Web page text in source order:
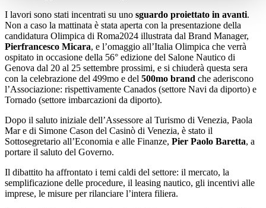
I lavori sono stati incentrati su uno sguardo proiettato in avanti.
Non a caso la mattinata è stata aperta con la presentazione della
candidatura Olimpica di Roma2024 illustrata dal Brand Manager,
Pierfrancesco Micara, e l’omaggio all’Italia Olimpica che verrà
ospitato in occasione della 56° edizione del Salone Nautico di
Genova dal 20 al 25 settembre prossimi, e si chiuderà questa sera
con la celebrazione del 499mo e del 500mo brand che aderiscono
l’Associazione: rispettivamente Canados (settore Navi da diporto) e
Tornado (settore imbarcazioni da diporto).
Dopo il saluto iniziale dell’Assessore al Turismo di Venezia, Paola
Mar e di Simone Cason del Casinò di Venezia, è stato il
Sottosegretario all’Economia e alle Finanze, Pier Paolo Baretta, a
portare il saluto del Governo.
Il dibattito ha affrontato i temi caldi del settore: il mercato, la
semplificazione delle procedure, il leasing nautico, gli incentivi alle
imprese, le misure per rilanciare l’intera filiera.